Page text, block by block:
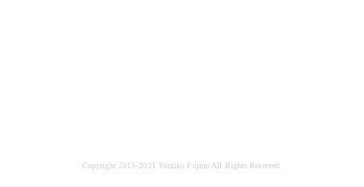
Copyright 2013–2021 Yumiko Fujino All Rights Reserved.